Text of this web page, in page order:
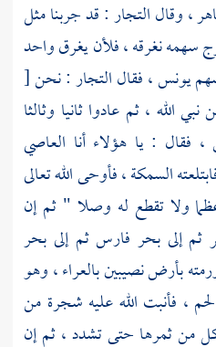
، وقال التجار : قد جربنا مثل
سهمه نغرقه ، فلأن يغرق واحد
يونس، فقال التجار : نحن[
نبي الله ، ثم عادوا ثانيا وثالثا
، فقال : يا هؤلاء أنا العاصي
السمكة ، فأوحى الله تعالى
ولا تقطع له وصلا " ثم إن
ثم إلى بحر فارسثم إلى بحر
بأرض نصيبينبالعراء ، وهو
، فأنبت الله عليه شجرة من
من ثمرها حتى تشدد ، ثم إن